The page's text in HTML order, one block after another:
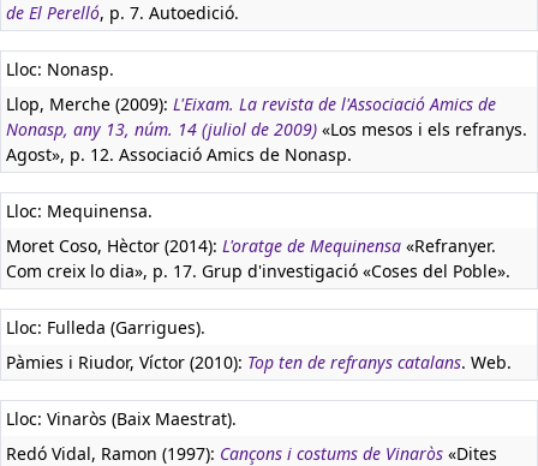
de El Perelló, p. 7. Autoedició.
Lloc: Nonasp.
Llop, Merche (2009): L'Eixam. La revista de l'Associació Amics de
Nonasp, any 13, núm. 14 (juliol de 2009) «Los mesos i els refranys.
Agost», p. 12. Associació Amics de Nonasp.
Lloc: Mequinensa.
Moret Coso, Hèctor (2014): L'oratge de Mequinensa «Refranyer.
Com creix lo dia», p. 17. Grup d'investigació «Coses del Poble».
Lloc: Fulleda (Garrigues).
Pàmies i Riudor, Víctor (2010): Top ten de refranys catalans. Web.
Lloc: Vinaròs (Baix Maestrat).
Redó Vidal, Ramon (1997): Cançons i costums de Vinaròs «Dites